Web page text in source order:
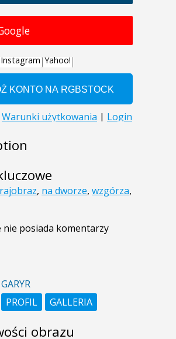
, na dworze, wzgórza,
nie posiada komentarzy
GARYR
PROFIL
GALLERIA
obrazu